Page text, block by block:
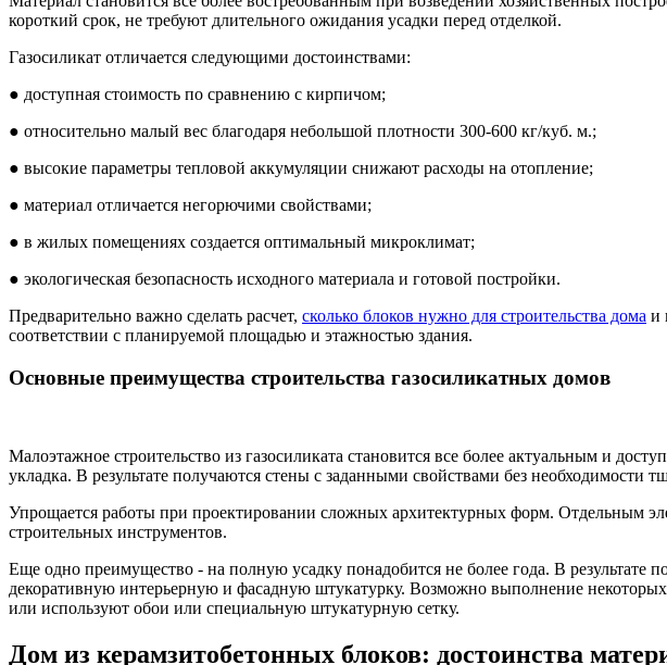
короткий срок, не требуют длительного ожидания усадки перед отделкой.
Газосиликат отличается следующими достоинствами:
● доступная стоимость по сравнению с кирпичом;
● относительно малый вес благодаря небольшой плотности 300-600 кг/куб. м.;
● высокие параметры тепловой аккумуляции снижают расходы на отопление;
● материал отличается негорючими свойствами;
● в жилых помещениях создается оптимальный микроклимат;
● экологическая безопасность исходного материала и готовой постройки.
Предварительно важно сделать расчет, сколько блоков нужно для строительства дома и
соответствии с планируемой площадью и этажностью здания.
Основные преимущества строительства газосиликатных домов
Малоэтажное строительство из газосиликата становится все более актуальным и
укладка. В результате получаются стены с заданными свойствами без необходимости
Упрощается работы при проектировании сложных архитектурных форм. Отдельным
строительных инструментов.
Еще одно преимущество - на полную усадку понадобится не более года. В
декоративную интерьерную и фасадную штукатурку. Возможно выполнение
или используют обои или специальную штукатурную сетку.
Дом из керамзитобетонных блоков: достоинства